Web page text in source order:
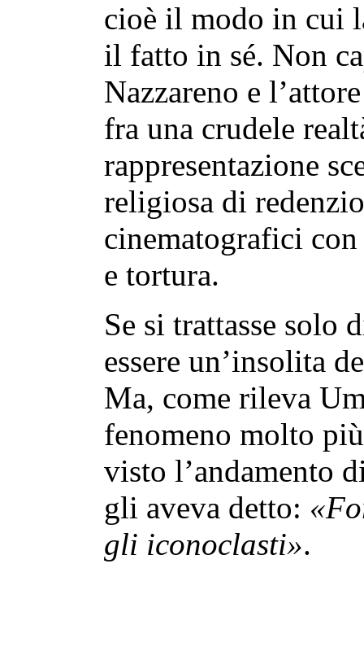
cioè il modo in cui
il fatto in sé. Non
Nazzareno e
fra una crudele
rappresentazione
religiosa di
cinematografici
e tortura.
Se si trattasse solo
essere un’insolita
Ma, come rileva
fenomeno molto
visto l’andamento
gli aveva detto:
gli iconoclasti».